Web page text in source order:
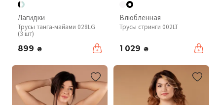
Лагидки
Трусы танга-майами 028LG
(3 шт)
899 ₴
Влюбленная
Трусы стринги 002LT
1 029 ₴